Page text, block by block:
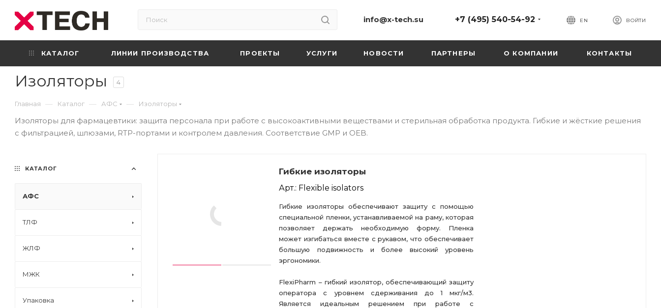
info@x-tech.su ВОЙТИ
EN
+7 (495) 540-54-92
КАТАЛОГ ЛИНИИ ПРОИЗВОДСТВА ПРОЕКТЫ УСЛУГИ НОВОСТИ ПАРТНЕРЫ О КОМПАНИИ КОНТАКТЫ
Изоляторы 4
Главная — Каталог — АФС — Изоляторы
Изоляторы для фармацевтики: защита персонала при работе с высокоактивными веществами и стерильная обработка продукта. Гибкие и жёсткие решения
с фильтрацией, шлюзами, RTP-портами и контролем давления. Соответствие GMP и OEB.
Гибкие изоляторы
Арт.: Flexible isolators
Гибкие изоляторы обеспечивают защиту с помощью
специальной пленки, устанавливаемой на раму, которая
позволяет держать необходимую форму. Пленка
может изгибаться вместе с рукавом, что обеспечивает
большую подвижность и более высокий уровень
эргономики.
FlexiPharm – гибкий изолятор, обеспечивающий защиту
оператора с уровнем сдерживания до 1 мкг/м3.
Является идеальным решением при работе с
КАТАЛОГ
АФС
ТЛФ
ЖЛФ
МЖК
Упаковка